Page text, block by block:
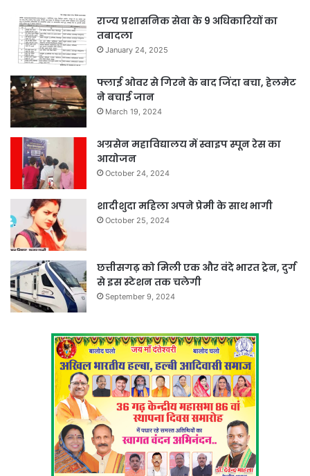
राज्य प्रशासनिक सेवा के 9 अधिकारियों का
तबादला
January 24, 2025
फ्लाई ओवर से गिरने के बाद जिंदा बचा, हेलमेट
ने बचाई जान
March 19, 2024
अग्रसेन महाविद्यालय में स्वाइप स्पून रेस का
आयोजन
October 24, 2024
शादीशुदा महिला अपने प्रेमी के साथ भागी
October 25, 2024
छत्तीसगढ़ को मिली एक और वंदे भारत ट्रेन, दुर्ग
से इस स्टेशन तक चलेगी
September 9, 2024